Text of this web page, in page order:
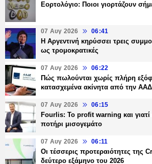
Εορτολόγιο: Ποιοι γιορτάζουν
07 Αυγ 2026 06:41
Η Αργεντινή κηρύσσει τρεις
ως τρομοκρατικές
07 Αυγ 2026 06:22
Πώς πωλούνται χωρίς πλήρη
κατασχεμένα ακίνητα από την
07 Αυγ 2026 06:15
Fourlis: Το profit warning και
ποτήρι μισογεμάτο
07 Αυγ 2026 06:11
Οι τέσσερις προτεραιότητες της
δεύτερο εξάμηνο του 2026